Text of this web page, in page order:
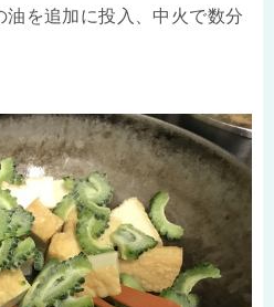
油を追加に投入、中火で数分